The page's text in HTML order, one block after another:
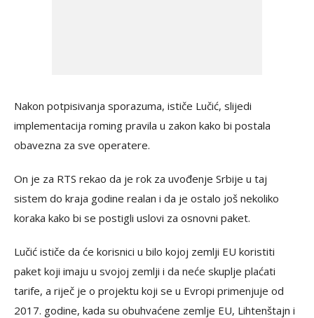
Nakon potpisivanja sporazuma, ističe Lučić, slijedi
implementacija roming pravila u zakon kako bi postala
obavezna za sve operatere.
On je za RTS rekao da je rok za uvođenje Srbije u taj
sistem do kraja godine realan i da je ostalo još nekoliko
koraka kako bi se postigli uslovi za osnovni paket.
Lučić ističe da će korisnici u bilo kojoj zemlji EU koristiti
paket koji imaju u svojoj zemlji i da neće skuplje plaćati
tarife, a riječ je o projektu koji se u Evropi primenjuje od
2017. godine, kada su obuhvaćene zemlje EU, Lihtenštajn i